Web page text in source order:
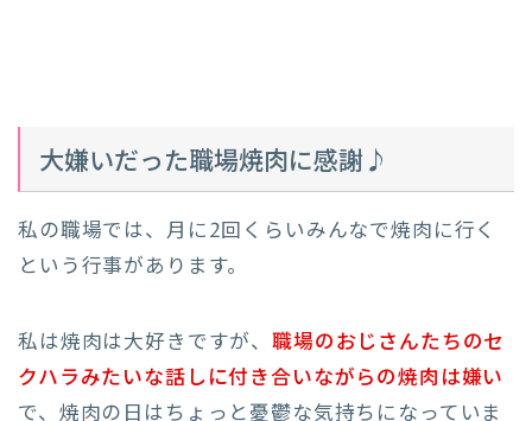
大嫌いだった職場焼肉に感謝♪
私の職場では、月に2回くらいみんなで焼肉に行く
という行事があります。
私は焼肉は大好きですが、職場のおじさんたちのセ
クハラみたいな話しに付き合いながらの焼肉は嫌い
で、焼肉の日はちょっと憂鬱な気持ちになっていま